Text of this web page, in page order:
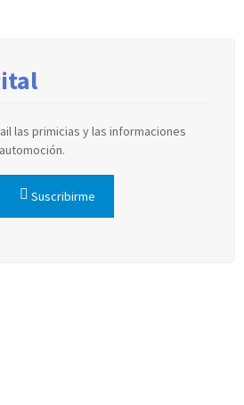
las primicias y las informaciones
Suscribirme